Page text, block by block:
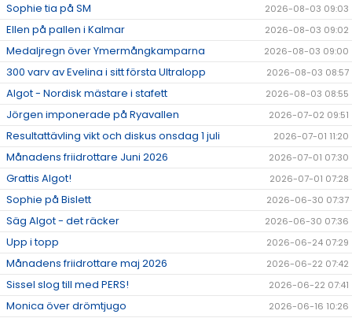
Sophie tia på SM 2026-08-03 09:03
Ellen på pallen i Kalmar 2026-08-03 09:02
Medaljregn över Ymermångkamparna 2026-08-03 09:00
300 varv av Evelina i sitt första Ultralopp 2026-08-03 08:57
Algot - Nordisk mästare i stafett 2026-08-03 08:55
Jörgen imponerade på Ryavallen 2026-07-02 09:51
Resultattävling vikt och diskus onsdag 1 juli 2026-07-01 11:20
Månadens friidrottare Juni 2026 2026-07-01 07:30
Grattis Algot! 2026-07-01 07:28
Sophie på Bislett 2026-06-30 07:37
Säg Algot - det räcker 2026-06-30 07:36
Upp i topp 2026-06-24 07:29
Månadens friidrottare maj 2026 2026-06-22 07:42
Sissel slog till med PERS! 2026-06-22 07:41
Monica över drömtjugo 2026-06-16 10:26